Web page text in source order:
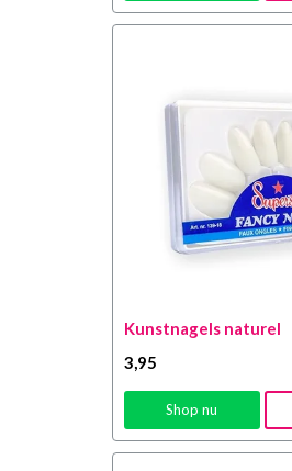
Kunstnagels naturel
3 ,95
Shop nu